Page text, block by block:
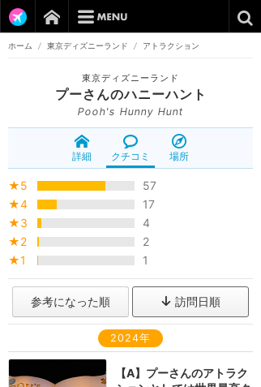
ホーム / 東京ディズニーランド / アトラクション
東京ディズニーランド
プーさんのハニーハント
Pooh's Hunny Hunt
詳細 クチコミ 場所
★5
57
★4
17
★3
4
★2
2
★1
1
参考になった順 訪問日順
2024年
【A】プーさんのアトラク